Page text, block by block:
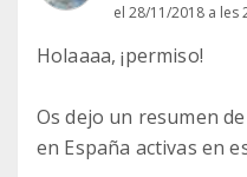
el 28/11/2018 a les
Holaaaa, ¡permiso!
Os dejo un resumen
en España activas en